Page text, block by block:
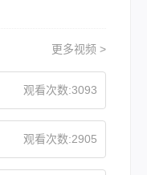
更多视频 >
观看次数:3093
观看次数:2905